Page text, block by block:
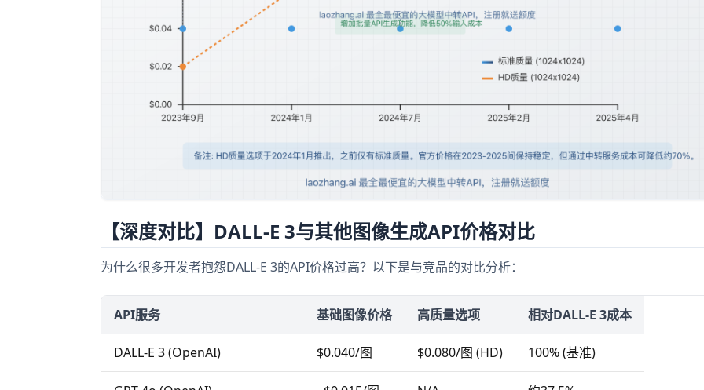
【深度对比】DALL-E 3与其他图像生成API价格对比
为什么很多开发者抱怨DALL-E 3的API价格过高？以下是与竞品的对比分析：
API服务 基础图像价格 高质量选项 相对DALL-E 3成本
DALL-E 3 (OpenAI) $0.040/图 $0.080/图 (HD) 100% (基准)